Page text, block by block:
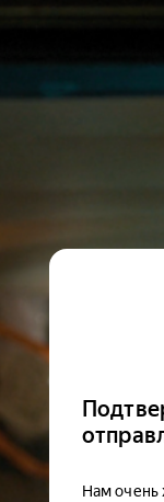
Нам очень